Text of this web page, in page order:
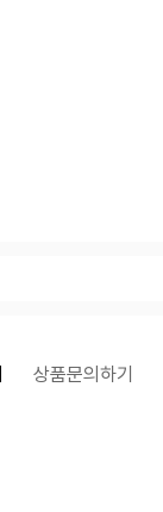
상품문의하기